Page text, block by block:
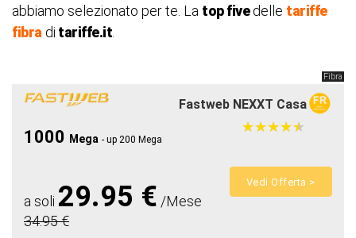
abbiamo selezionato per te. La top fivedelle tariffe
fibra di tariffe.it
Fibra
Fastweb NEXXT Casa
1000 Mega - up 200 Mega
★★★★★
★★★★★
a soli 29.95 € /Mese
34.95 €
Vedi Offerta >